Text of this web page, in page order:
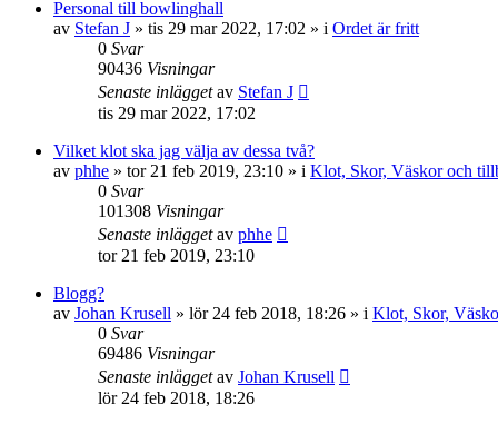
Personal till bowlinghall
av Stefan J » tis 29 mar 2022, 17:02 » i Ordet är fritt
0 Svar
90436 Visningar
Senaste inläggetav Stefan J
tis 29 mar 2022, 17:02
Vilket klot ska jag välja av dessa två?
av phhe » tor 21 feb 2019, 23:10 » i Klot, Skor, Väskor och
0 Svar
101308 Visningar
Senaste inläggetav phhe
tor 21 feb 2019, 23:10
Blogg?
av Johan Krusell » lör 24 feb 2018, 18:26 » i Klot, Skor,
0 Svar
69486 Visningar
Senaste inläggetav Johan Krusell
lör 24 feb 2018, 18:26